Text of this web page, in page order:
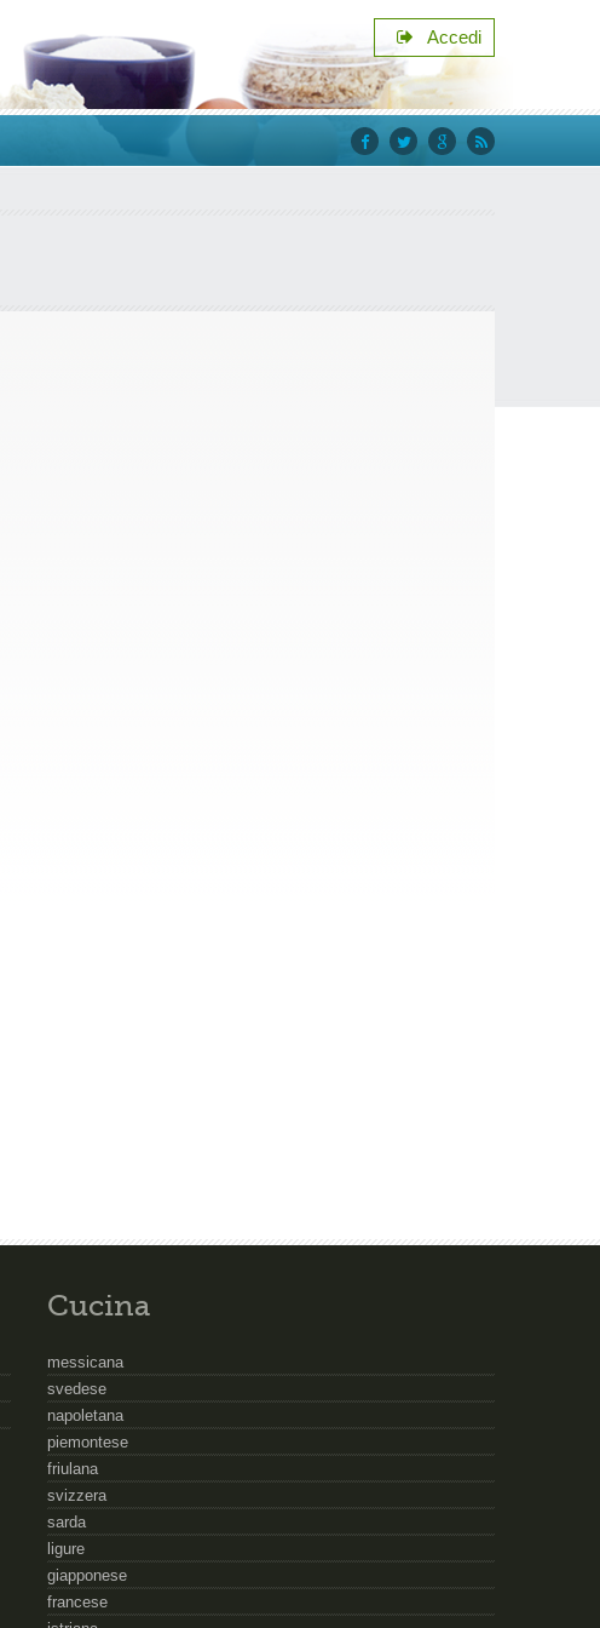
Accedi
facebook
twittergoogle+
rss
Cucina
messicana
svedese
napoletana
piemontese
friulana
svizzera
sarda
ligure
giapponese
francese